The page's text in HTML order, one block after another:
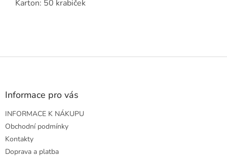
Karton: 50 krabiček
Z
Informace pro vás
INFORMACE K NÁKUPU
Obchodní podmínky
Kontakty
Doprava a platba